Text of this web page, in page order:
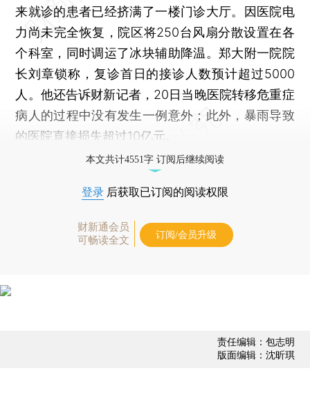
来就诊的患者已经挤满了一楼门诊大厅。因医院电
力尚未完全恢复，院区将250台风扇分散设置在各
个科室，同时调运了冰块辅助降温。郑大附一院院
长刘章锁称，复诊首日的接诊人数预计超过5000
人。他还告诉财新记者，20日当晚医院转移危重症
病人的过程中没有发生一例意外；此外，暴雨导致
的医院直接损失超过10亿元。
本文共计4551字 订阅后继续阅读
登录 后获取已订阅的阅读权限
财新通会员
可畅读全文
订阅/会员升级
责任编辑：包志明
版面编辑：沈昕琪